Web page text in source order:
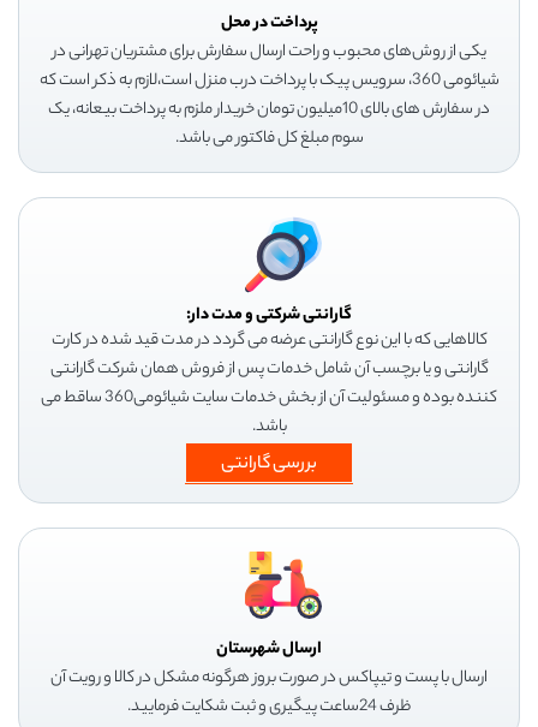
پرداخت در محل
یکی از روش‌های محبوب و راحت ارسال سفارش برای مشتریان تهرانی در
شیائومی 360، سرویس پیک با پرداخت درب منزل است،لازم به ذکر است که
در سفارش های بالای 10میلیون تومان خریدار ملزم به پرداخت بیعانه، یک
سوم مبلغ کل فاکتور می باشد.
گارانتی شرکتی و مدت دار:
کالاهایی که با این نوع گارانتی عرضه می گردد در مدت قید شده در کارت
گارانتی و یا برچسب آن شامل خدمات پس از فروش همان شرکت گارانتی
کننده بوده و مسئولیت آن از بخش خدمات سایت شیائومی360 ساقط می
باشد.
بررسی گارانتی
ارسال شهرستان
ارسال با پست و تیپاکس در صورت بروز هرگونه مشکل در کالا و رویت آن
ظرف 24ساعت پیگیری و ثبت شکایت فرمایید.